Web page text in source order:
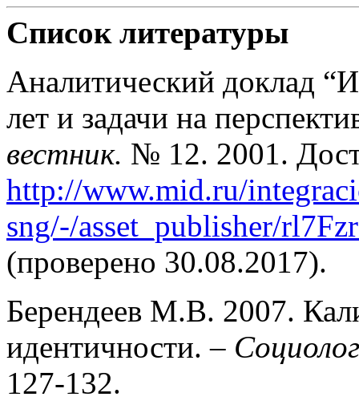
Список литературы
Аналитический доклад
лет и задачи на
вестник. № 12. 2001.
http://www.mid.ru/
sng/-/asset_publisher/
(проверено 30.08.2017).
Берендеев М.В. 2007.
идентичности. –
127-132.